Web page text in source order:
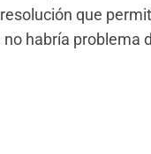
que
habría problema